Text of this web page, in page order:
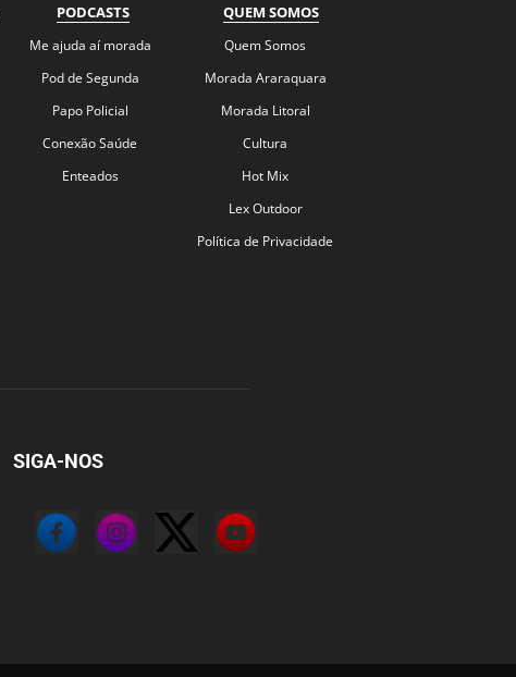
PODCASTS
Me ajuda aí morada
Pod de Segunda
Papo Policial
Conexão Saúde
Enteados
QUEM SOMOS
Quem Somos
Morada Araraquara
Morada Litoral
Cultura
Hot Mix
Lex Outdoor
Política de Privacidade
SIGA-NOS